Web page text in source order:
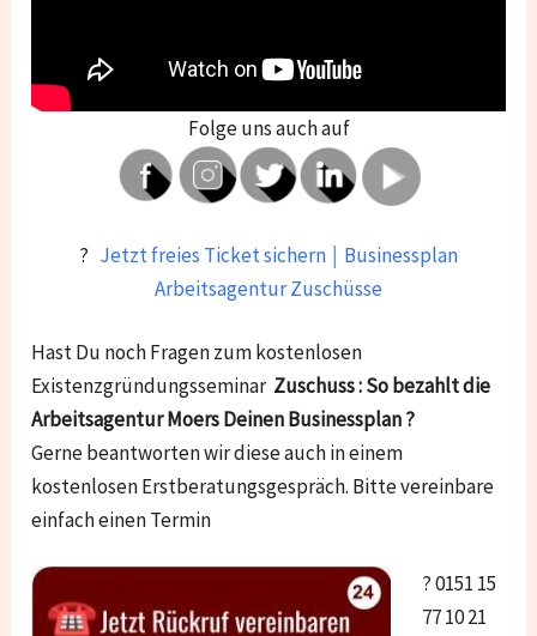
Folge uns auch auf
? Jetzt freies Ticket sichern ￨ Businessplan
Arbeitsagentur Zuschüsse
Hast Du noch Fragen zum kostenlosen
Existenzgründungsseminar Zuschuss : So bezahlt die
Arbeitsagentur Moers Deinen Businessplan​ ?
Gerne beantworten wir diese auch in einem
kostenlosen Erstberatungsgespräch. Bitte vereinbare
einfach einen Termin
? 0151 15
77 10 21